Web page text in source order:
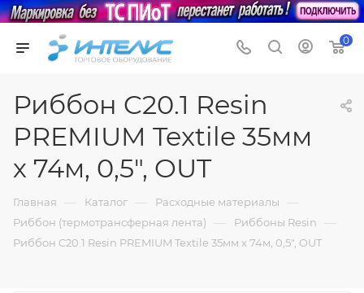
0
Риббон C20.1 Resin
PREMIUM Textile 35мм
х 74м, 0,5", OUT
Главная — Каталог — Расходные материалы —
Риббон (термотрансферная лента) — Риббоны Resin —
Риббон C20.1 Resin PREMIUM Textile 35мм х 74м, 0,5", OUT